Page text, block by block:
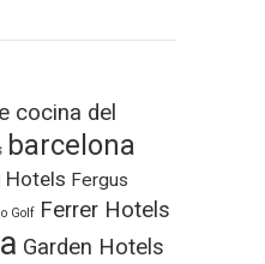
cocina del
barcelona
Hotels Fergus
Golf Ferrer Hotels
Garden Hotels